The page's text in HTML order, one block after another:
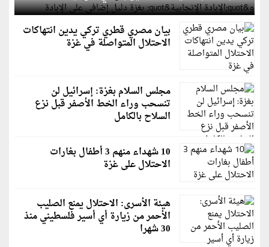
بيان مصري قطري تركي يدين انتهاكات
الاحتلال المتواصلة في غزة
مجلس السلام بغزة: إسرائيل لن
تنسحب وراء الخط الأصفر قبل نزع
السلاح بالكامل
10 شهداء منهم 3 أطفال بغارات
الاحتلال على غزة
هيئة الأسرى: الاحتلال يمنع الصليب
الأحمر من زيارة أي أسير فلسطيني منذ
30 شهرا